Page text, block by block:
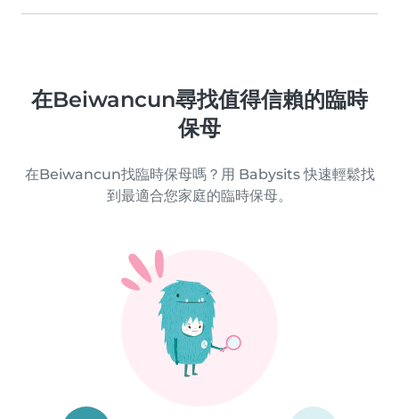
在Beiwancun尋找值得信賴的臨時
保母
在Beiwancun找臨時保母嗎？用 Babysits 快速輕鬆找
到最適合您家庭的臨時保母。